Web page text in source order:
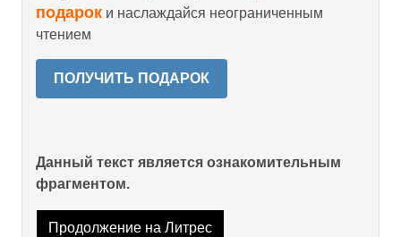
подарок и наслаждайся неограниченным
чтением
ПОЛУЧИТЬ ПОДАРОК
Данный текст является ознакомительным
фрагментом.
Продолжение на Литрес